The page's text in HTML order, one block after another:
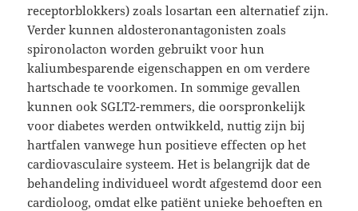
receptorblokkers) zoals losartan een alternatief zijn.
Verder kunnen aldosteronantagonisten zoals
spironolacton worden gebruikt voor hun
kaliumbesparende eigenschappen en om verdere
hartschade te voorkomen. In sommige gevallen
kunnen ook SGLT2-remmers, die oorspronkelijk
voor diabetes werden ontwikkeld, nuttig zijn bij
hartfalen vanwege hun positieve effecten op het
cardiovasculaire systeem. Het is belangrijk dat de
behandeling individueel wordt afgestemd door een
cardioloog, omdat elke patiënt unieke behoeften en